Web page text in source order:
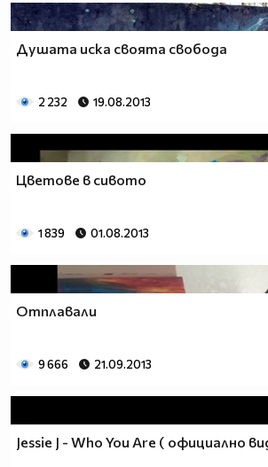
Душата иска своята свобода
2 232 19.08.2013
Цветове в сивото
1 839 01.08.2013
Отплавали
9 666 21.09.2013
Jessie J - Who You Are ( официално